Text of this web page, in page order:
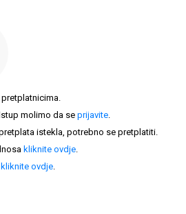
molimo da seprijavite.
istekla, potrebno se pretplatiti.
kliknite ovdje.
kliknite ovdje.